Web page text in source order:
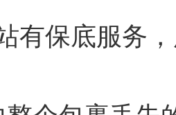
有保底服务